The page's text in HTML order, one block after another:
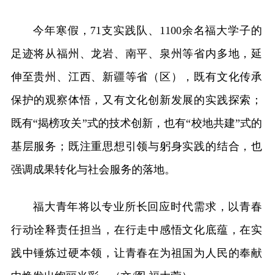
今年寒假，71支实践队、1100余名福大学子的
足迹将从福州、龙岩、南平、泉州等省内多地，延
伸至贵州、江西、新疆等省（区），既有文化传承
保护的观察体悟，又有文化创新发展的实践探索；
既有“揭榜攻关”式的技术创新，也有“校地共建”式的
基层服务；既注重思想引领与躬身实践的结合，也
强调成果转化与社会服务的落地。
福大青年将以专业所长回应时代需求，以青春
行动诠释责任担当，在行走中感悟文化底蕴，在实
践中锤炼过硬本领，让青春在为祖国为人民的奉献